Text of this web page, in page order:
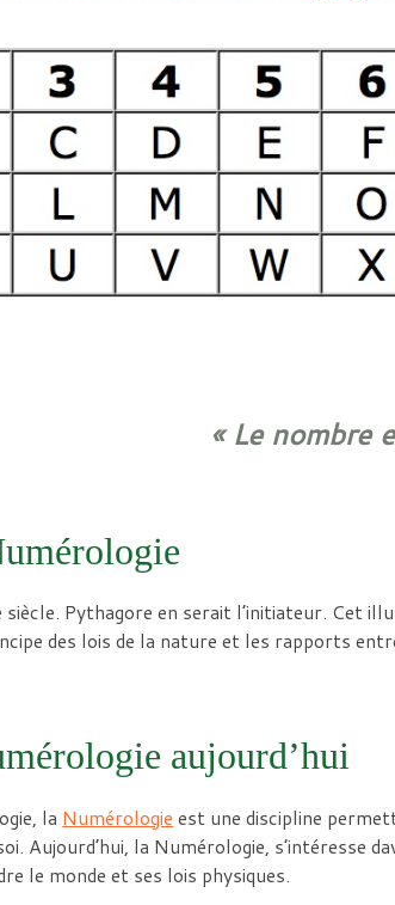
« Le nombre
Pythagore en serait l’initiateur. Cet
des lois de la nature et les rapports
aujourd’hui
la Numérologie est une discipline
Aujourd’hui, la Numérologie, s’intéresse
le monde et ses lois physiques.